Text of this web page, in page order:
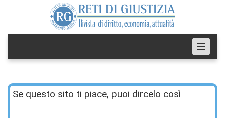
Se questo sito ti piace, puoi dircelo così